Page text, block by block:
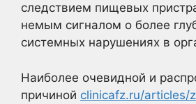
следствием пищевых
немым сигналом о более
системных нарушениях в
Наиболее очевидной и
причиной clinicafz.ru/